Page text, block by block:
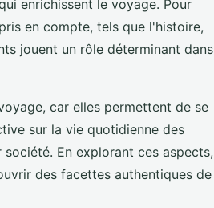
enrichissent le voyage. Pour
en compte, tels que l'histoire,
jouent un rôle déterminant dans
car elles permettent de se
sur la vie quotidienne des
En explorant ces aspects,
des facettes authentiques de